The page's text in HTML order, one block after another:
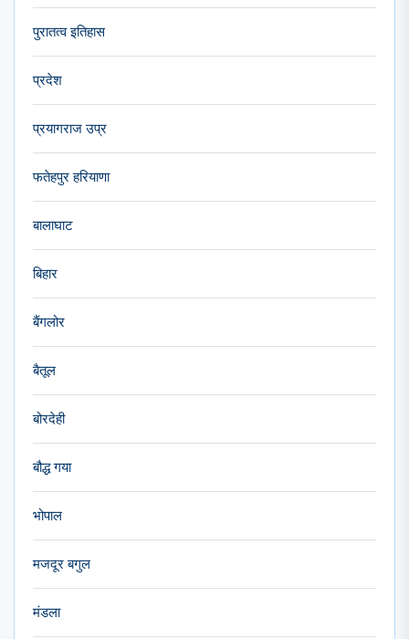
पुरातत्व इतिहास
प्रदेश
प्रयागराज उप्र
फतेहपुर हरियाणा
बालाघाट
बिहार
बैंगलोर
बैतूल
बोरदेही
बौद्ध गया
भोपाल
मजदूर बगुल
मंडला